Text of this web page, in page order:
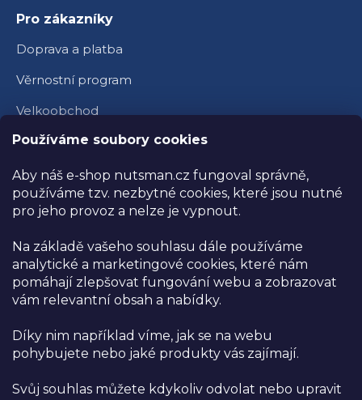
Používáme soubory cookies
Aby náš e-shop nutsman.cz fungoval správně,
používáme tzv. nezbytné cookies, které jsou nutné
pro jeho provoz a nelze je vypnout.
Na základě vašeho souhlasu dále používáme
analytické a marketingové cookies, které nám
pomáhají zlepšovat fungování webu a zobrazovat
vám relevantní obsah a nabídky.
Díky nim například víme, jak se na webu
pohybujete nebo jaké produkty vás zajímají.
Svůj souhlas můžete kdykoliv odvolat nebo upravit
Pro zákazníky
Doprava a platba
Věrnostní program
Velkoobchod
Ambasador Nutsman
Obchodní podmínky
Reklamace a vrácení zboží
Kamenná prodejna
Prodejna NUTSMAN
areál bývalého družstva